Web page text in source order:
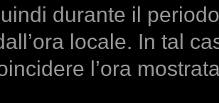
durante il
locale. In tal
l’ora